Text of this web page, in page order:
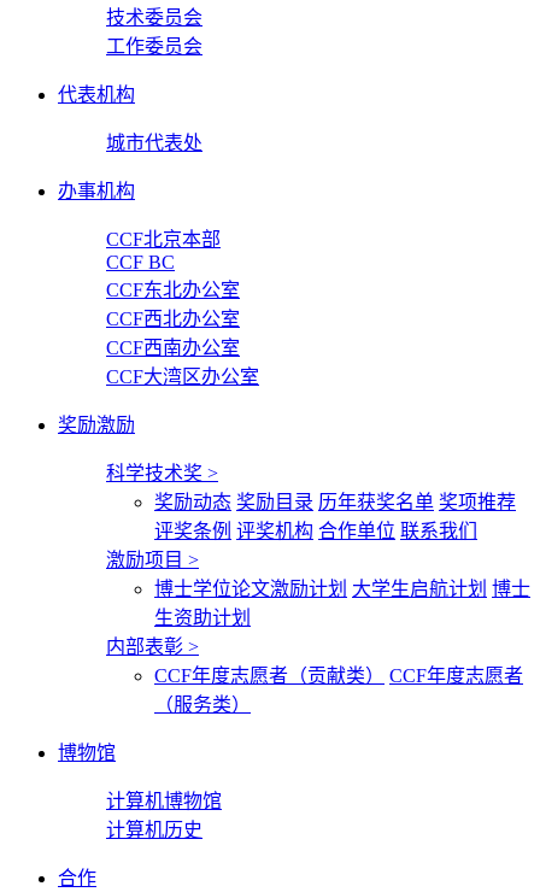
技术委员会
工作委员会
代表机构
城市代表处
办事机构
CCF北京本部
CCF BC
CCF东北办公室
CCF西北办公室
CCF西南办公室
CCF大湾区办公室
奖励激励
科学技术奖 >
奖励动态 奖励目录 历年获奖名单 奖项推荐
评奖条例 评奖机构 合作单位 联系我们
激励项目 >
博士学位论文激励计划 大学生启航计划 博士
生资助计划
内部表彰 >
CCF年度志愿者（贡献类）
CCF年度志愿者
（服务类）
博物馆
计算机博物馆
计算机历史
合作